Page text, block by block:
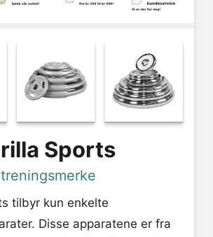
Sports
tilbyr kun enkelte
Disse apparatene er fra